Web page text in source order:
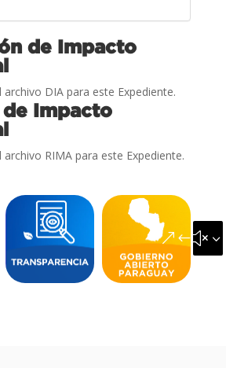
de Impacto
DIA para este Expediente.
Impacto
RIMA para este Expediente.